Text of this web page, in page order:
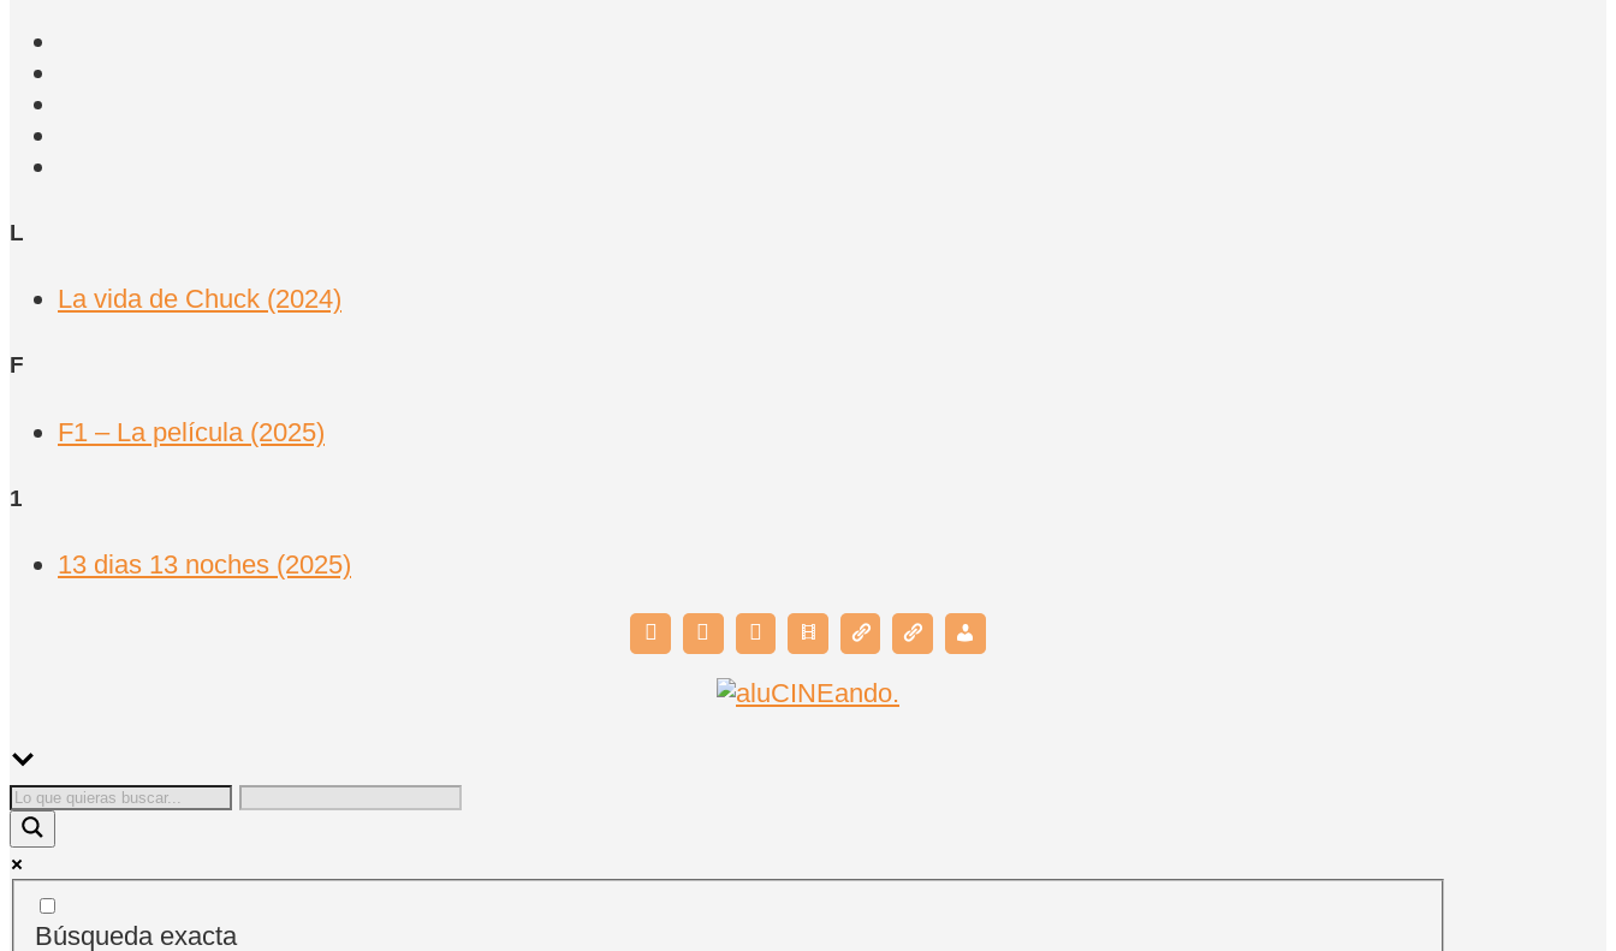
L
La vida de Chuck (2024)
F
F1 – La película (2025)
1
13 dias 13 noches (2025)
Búsqueda exacta